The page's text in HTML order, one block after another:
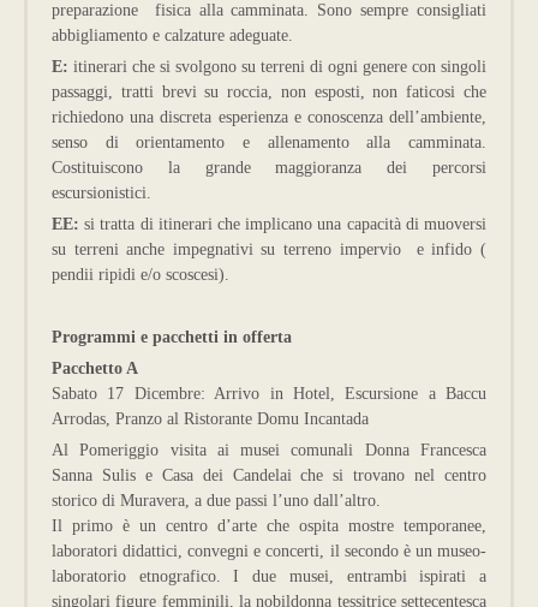
preparazione fisica alla camminata. Sono sempre consigliati
abbigliamento e calzature adeguate.
E: itinerari che si svolgono su terreni di ogni genere con singoli
passaggi, tratti brevi su roccia, non esposti, non faticosi che
richiedono una discreta esperienza e conoscenza dell’ambiente,
senso di orientamento e allenamento alla camminata.
Costituiscono la grande maggioranza dei percorsi
escursionistici.
EE: si tratta di itinerari che implicano una capacità di muoversi
su terreni anche impegnativi su terreno impervio e infido (
pendii ripidi e/o scoscesi).
Programmi e pacchetti in offerta
Pacchetto A
Sabato 17 Dicembre: Arrivo in Hotel, Escursione a Baccu
Arrodas, Pranzo al Ristorante Domu Incantada
Al Pomeriggio visita ai musei comunali Donna Francesca
Sanna Sulis e Casa dei Candelai che si trovano nel centro
storico di Muravera, a due passi l’uno dall’altro.
Il primo è un centro d’arte che ospita mostre temporanee,
laboratori didattici, convegni e concerti, il secondo è un museo-
laboratorio etnografico. I due musei, entrambi ispirati a
singolari figure femminili, la nobildonna tessitrice settecentesca